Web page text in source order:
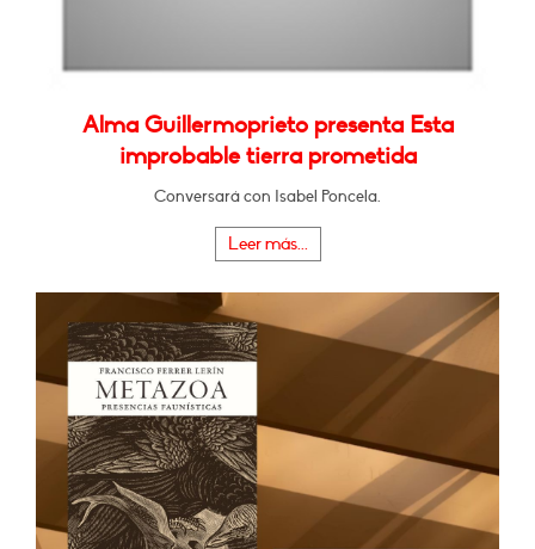
Alma Guillermoprieto presenta Esta
improbable tierra prometida
Conversará con Isabel Poncela.
Leer más...